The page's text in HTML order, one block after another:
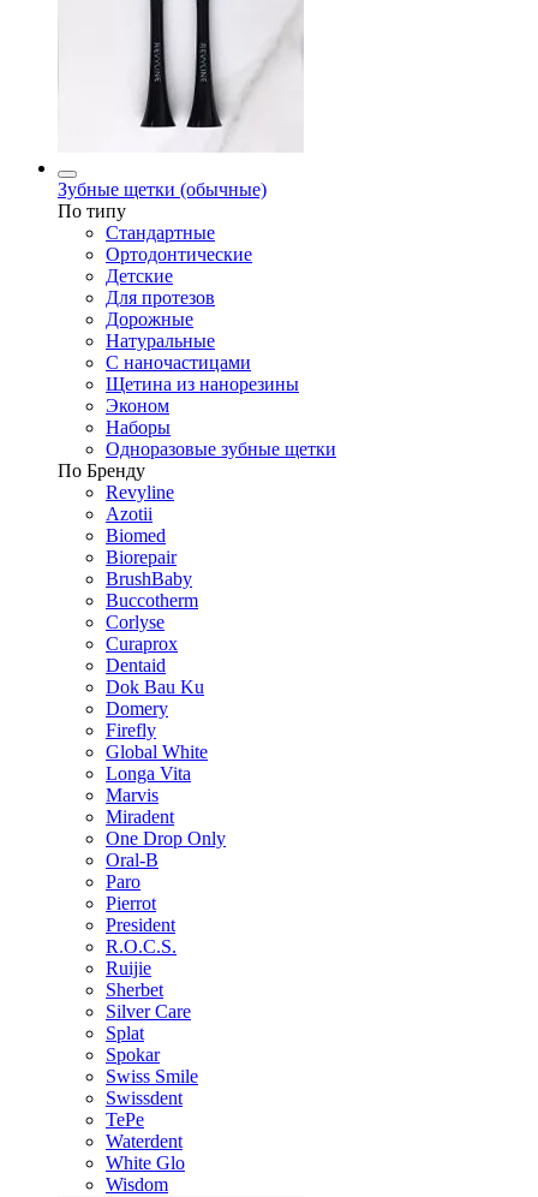
Зубные щетки (обычные)
По типу
Стандартные
Ортодонтические
Детские
Для протезов
Дорожные
Натуральные
С наночастицами
Щетина из нанорезины
Эконом
Наборы
Одноразовые зубные щетки
По Бренду
Revyline
Azotii
Biomed
Biorepair
BrushBaby
Buccotherm
Corlyse
Curaprox
Dentaid
Dok Bau Ku
Domery
Firefly
Global White
Longa Vita
Marvis
Miradent
One Drop Only
Oral-B
Paro
Pierrot
President
R.O.C.S.
Ruijie
Sherbet
Silver Care
Splat
Spokar
Swiss Smile
Swissdent
TePe
Waterdent
White Glo
Wisdom